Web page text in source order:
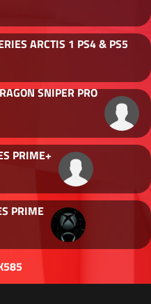
ARCTIS 1 PS4 & PS5
SNIPER PRO
PRIME+
PRIME